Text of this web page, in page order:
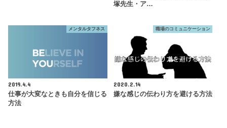
塚先生・ア…
メンタルタフネス
2019.4.4
仕事が大変なときも自分を信じる
方法
職場のコミュニケーション
2020.2.14
嫌な感じの伝わり方を避ける方法